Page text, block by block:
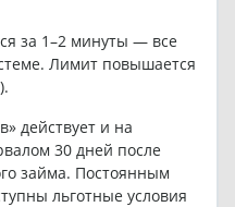
за 1–2 минуты — все
Лимит повышается
действует и на
30 дней после
займа. Постоянным
льготные условия